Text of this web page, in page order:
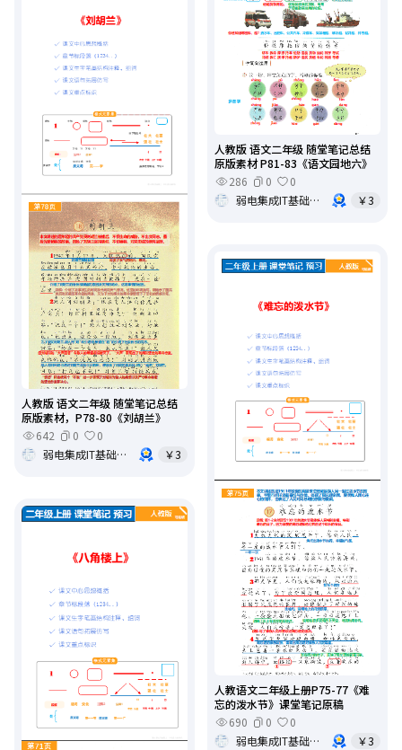
人教版 语文二年级 随堂笔记总结
原版素材 P81-83《语文园地六》
286
0
0
弱电集成IT基础架构运维
￥3
人教版 语文二年级 随堂笔记总结
原版素材，P78-80《刘胡兰》
642
0
0
弱电集成IT基础架构运维
￥3
人教语文二年级上册P75-77《难
忘的泼水节》课堂笔记原稿
690
0
0
弱电集成IT基础架构运维
￥3